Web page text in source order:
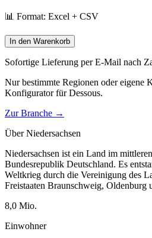
📊 Format: Excel + CSV
In den Warenkorb
Sofortige Lieferung per E-Mail nach
Nur bestimmte Regionen oder eigene
Konfigurator fürDessous.
Zur Branche →
ÜberNiedersachsen
Niedersachsen ist ein Land im
Bundesrepublik Deutschland. Es
Weltkrieg durch die Vereinigung des
Freistaaten Braunschweig, Oldenburg
8,0 Mio.
Einwohner